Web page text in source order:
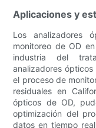
Aplicaciones y
Los analizadores
monitoreo de OD
industria del
analizadores
el proceso de
residuales en
ópticos de OD,
optimización del
datos en tiempo